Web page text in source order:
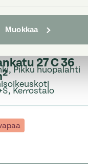
Muokkaa
27 C 36
Pikku huopalahti
2
,Kerrostalo